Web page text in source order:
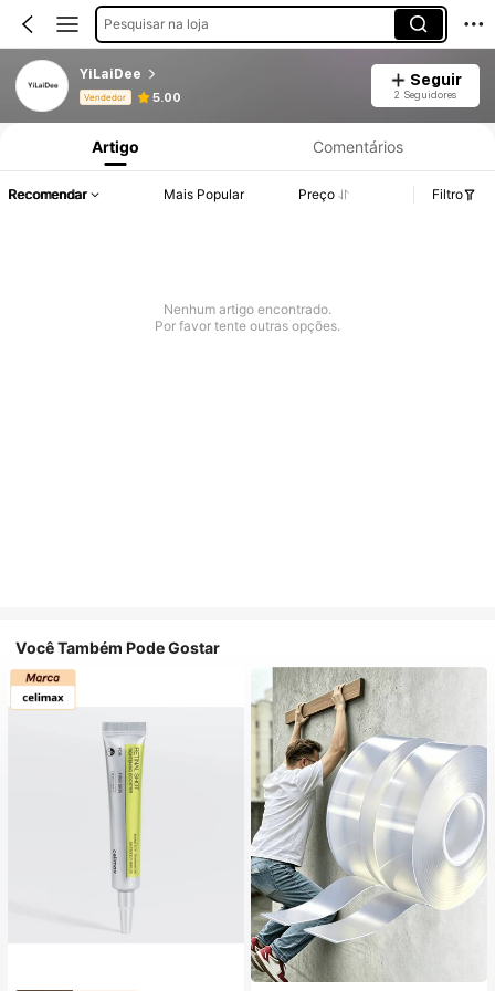
Pesquisar na loja
YiLaiDee
Vendedor 5.00
Seguir
2 Seguidores
Informações do Produto: Divulgação de Preço, Vendas e Detalhes de Stock.
Artigo Comentários
Recomendar Mais Popular Preço Filtro
Nenhum artigo encontrado.
Por favor tente outras opções.
Você Também Pode Gostar